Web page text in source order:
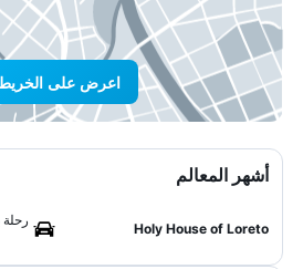
اعرض على
أشهر المعالم
Holy House of Loreto
رحلة